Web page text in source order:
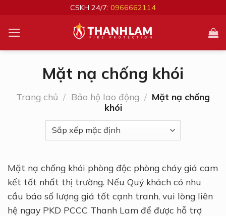
nội
dung
CSKH 24/7: 0966662114
Mặt nạ chống khói
Trang chủ / Bảo hộ lao động / Mặt nạ chống
khói
Mặt nạ chống khói phòng độc phòng cháy giá cam
kết tốt nhất thị trường. Nếu Quý khách có nhu
cầu báo số lượng giá tốt cạnh tranh, vui lòng liên
hệ ngay PKD PCCC Thanh Lam để được hỗ trợ